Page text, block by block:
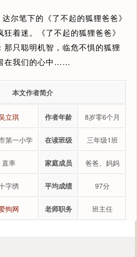
尔笔下的《了不起的狐狸爸爸》
着迷。《了不起的狐狸爸爸》
那只聪明机智，临危不惧的狐狸
在我们的心中……
本文作者简介
立琪 作者年龄 8岁零6个月
第一小学 在读班级 三年级1班
直率 家庭成员 爸爸、妈妈
字绣 平均成绩 97分
狗网 老师职务 班主任